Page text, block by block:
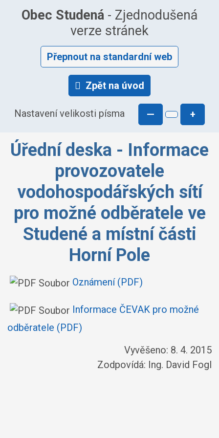
Obec Studená - Zjednodušená
verze stránek
Přepnout na standardní web
Zpět na úvod
Nastavení velikosti písma — +
Úřední deska - Informace
provozovatele
vodohospodářských sítí
pro možné odběratele ve
Studené a místní části
Horní Pole
Oznámení (PDF)
Informace ČEVAK pro možné
odběratele (PDF)
Vyvěšeno: 8. 4. 2015
Zodpovídá: Ing. David Fogl